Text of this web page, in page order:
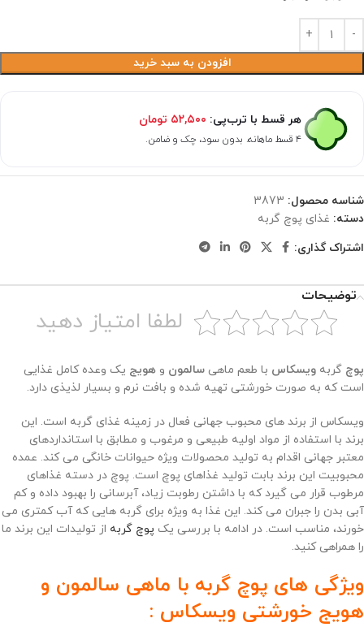
افزودن به سبد خرید
هر قسط با ترب‌پی: ۵۲,۵۰۰ تومان
۴ قسط ماهانه. بدون سود، چک و ضامن.
شناسه محصول: 3873
دسته: غذای پوچ گربه
اشتراک گذاری:
توضیحات
لطفا امتیاز دهید
پوچ گربه ویسکاس با طعم ماهی سالمون و هویج یک وعده کامل غذایی
است که به صورت خورشتی تهیه شده و بافت نرم و بسیار لذیذی دارد.
ویسکاس از برند های محبوب جهانی فعال در زمینه غذای گربه است. این
برند با استفاده از مواد اولیه طبیعی و مرغوب و مطابق با استانداردهای
معتبر جهانی اقدام به تولید محصولات ویژه حیوانات خانگی می کند. عمده
محبوبیت این برند بابت تولید غذاهای پوچ است. پوچ در دسته غذاهای
مرطوب قرار می گیرد که با داشتن رطوبت زیاد، آبرسانی را بهبود داده و کم
آبی بدن را جبران می کند. این غذا به ویژه برای گربه هایی که آب کمتری می
خورند، مناسب است. در ادامه با بررسی یک پوچ گربه از تولیدات این برند ما
را همراهی کنید.
ویژگی های پوچ گربه با ماهی سالمون و
هویج خورشتی ویسکاس :